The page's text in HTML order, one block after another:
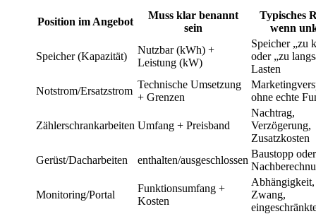
Position im Angebot
Muss klar benannt
sein
Typisches
wenn
Speicher (Kapazität)
Nutzbar (kWh) +
Leistung (kW)
Speicher „zu
oder „zu
Lasten
Notstrom/Ersatzstrom
Technische Umsetzung
+ Grenzen
ohne echte
Zählerschrankarbeiten Umfang + Preisband
Nachtrag,
Verzögerung,
Zusatzkosten
Gerüst/Dacharbeiten
enthalten/ausgeschlossen
Baustopp
Monitoring/Portal
Funktionsumfang +
Kosten
Zwang,